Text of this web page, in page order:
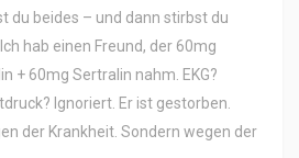
du beides – und dann stirbst du
hab einen Freund, der 60mg
+ 60mg Sertralin nahm. EKG?
Ignoriert. Er ist gestorben.
der Krankheit. Sondern wegen der